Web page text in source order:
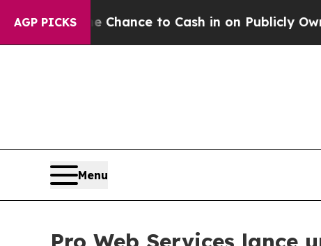
AGP PICKS
Chance to Cash in on Publicly Owned oil
Menu